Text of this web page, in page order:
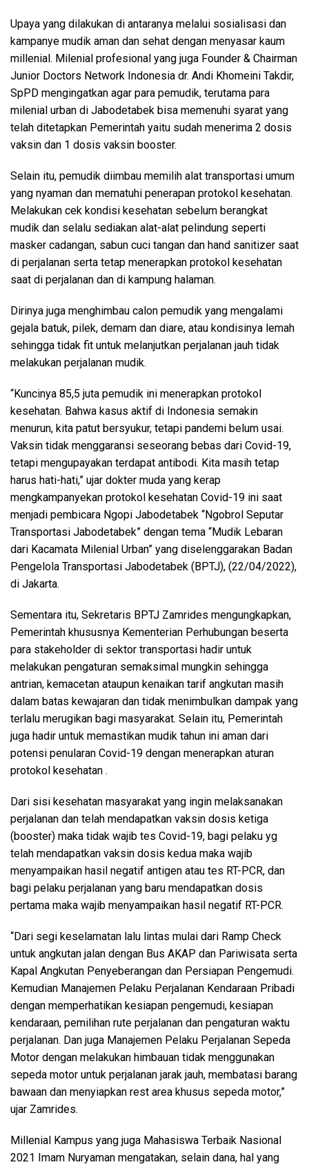
Upaya yang dilakukan di antaranya melalui sosialisasi dan
kampanye mudik aman dan sehat dengan menyasar kaum
millenial. Milenial profesional yang juga Founder & Chairman
Junior Doctors Network Indonesia dr. Andi Khomeini Takdir,
SpPD mengingatkan agar para pemudik, terutama para
milenial urban di Jabodetabek bisa memenuhi syarat yang
telah ditetapkan Pemerintah yaitu sudah menerima 2 dosis
vaksin dan 1 dosis vaksin booster.
Selain itu, pemudik diimbau memilih alat transportasi umum
yang nyaman dan mematuhi penerapan protokol kesehatan.
Melakukan cek kondisi kesehatan sebelum berangkat
mudik dan selalu sediakan alat-alat pelindung seperti
masker cadangan, sabun cuci tangan dan hand sanitizer saat
di perjalanan serta tetap menerapkan protokol kesehatan
saat di perjalanan dan di kampung halaman.
Dirinya juga menghimbau calon pemudik yang mengalami
gejala batuk, pilek, demam dan diare, atau kondisinya lemah
sehingga tidak fit untuk melanjutkan perjalanan jauh tidak
melakukan perjalanan mudik.
“Kuncinya 85,5 juta pemudik ini menerapkan protokol
kesehatan. Bahwa kasus aktif di Indonesia semakin
menurun, kita patut bersyukur, tetapi pandemi belum usai.
Vaksin tidak menggaransi seseorang bebas dari Covid-19,
tetapi mengupayakan terdapat antibodi. Kita masih tetap
harus hati-hati,” ujar dokter muda yang kerap
mengkampanyekan protokol kesehatan Covid-19 ini saat
menjadi pembicara Ngopi Jabodetabek “Ngobrol Seputar
Transportasi Jabodetabek” dengan tema “Mudik Lebaran
dari Kacamata Milenial Urban” yang diselenggarakan Badan
Pengelola Transportasi Jabodetabek (BPTJ), (22/04/2022),
di Jakarta.
Sementara itu, Sekretaris BPTJ Zamrides mengungkapkan,
Pemerintah khususnya Kementerian Perhubungan beserta
para stakeholder di sektor transportasi hadir untuk
melakukan pengaturan semaksimal mungkin sehingga
antrian, kemacetan ataupun kenaikan tarif angkutan masih
dalam batas kewajaran dan tidak menimbulkan dampak yang
terlalu merugikan bagi masyarakat. Selain itu, Pemerintah
juga hadir untuk memastikan mudik tahun ini aman dari
potensi penularan Covid-19 dengan menerapkan aturan
protokol kesehatan .
Dari sisi kesehatan masyarakat yang ingin melaksanakan
perjalanan dan telah mendapatkan vaksin dosis ketiga
(booster) maka tidak wajib tes Covid-19, bagi pelaku yg
telah mendapatkan vaksin dosis kedua maka wajib
menyampaikan hasil negatif antigen atau tes RT-PCR, dan
bagi pelaku perjalanan yang baru mendapatkan dosis
pertama maka wajib menyampaikan hasil negatif RT-PCR.
“Dari segi keselamatan lalu lintas mulai dari Ramp Check
untuk angkutan jalan dengan Bus AKAP dan Pariwisata serta
Kapal Angkutan Penyeberangan dan Persiapan Pengemudi.
Kemudian Manajemen Pelaku Perjalanan Kendaraan Pribadi
dengan memperhatikan kesiapan pengemudi, kesiapan
kendaraan, pemilihan rute perjalanan dan pengaturan waktu
perjalanan. Dan juga Manajemen Pelaku Perjalanan Sepeda
Motor dengan melakukan himbauan tidak menggunakan
sepeda motor untuk perjalanan jarak jauh, membatasi barang
bawaan dan menyiapkan rest area khusus sepeda motor,”
ujar Zamrides.
Millenial Kampus yang juga Mahasiswa Terbaik Nasional
2021 Imam Nuryaman mengatakan, selain dana, hal yang